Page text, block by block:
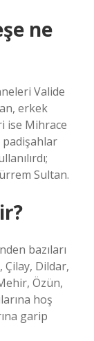
ne
Valide
erkek
ise Mihrace
padişahlar
Sultan.
bazıları
Çilay, Dildar,
Özün,
hoş
garip